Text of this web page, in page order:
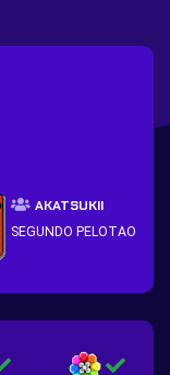
AKATSUKII
SEGUNDO PELOTAO